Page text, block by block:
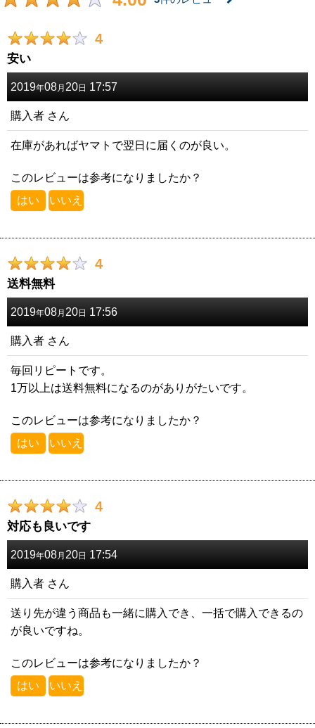
4
安い
2019年08月 20日 17:57
購入者 さん
在庫があればヤマトで翌日に届くのが良い。
このレビューは参考になりましたか？
はい いいえ
4
送料無料
2019年08月 20日 17:56
購入者 さん
毎回リピートです。
1万以上は送料無料になるのがありがたいです。
このレビューは参考になりましたか？
はい いいえ
4
対応も良いです
2019年08月 20日 17:54
購入者 さん
送り先が違う商品も一緒に購入でき、一括で購入できるの
が良いですね。
このレビューは参考になりましたか？
はい いいえ